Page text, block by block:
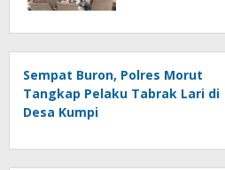
Sempat Buron, Polres Morut
Tangkap Pelaku Tabrak Lari di
Desa Kumpi